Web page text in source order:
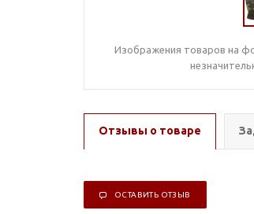
Изображения товаров на
Отзывы о товаре
ОСТАВИТЬ ОТЗЫВ